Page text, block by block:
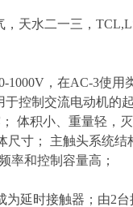
天水二一三，
1000V，在AC-3使用
控制交流电动机的
体积小、重量轻，
尺寸； 主触头系统结
率和控制容量高；
延时接触器；由2台